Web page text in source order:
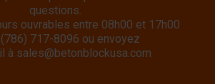
questions.
ouvrables entre 08h00 et 17h00
717-8096 ou envoyez
à sales@betonblockusa.com